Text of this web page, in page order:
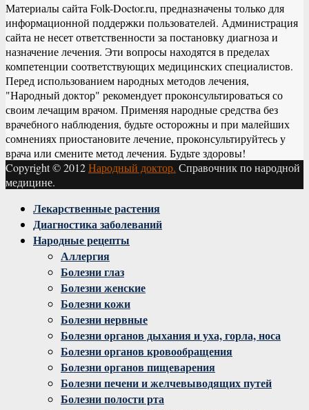
Материалы сайта Folk-Doctor.ru, предназначены только для
информационной поддержки пользователей. Администрация
сайта не несет ответственности за постановку диагноза и
назначение лечения. Эти вопросы находятся в пределах
компетенции соответствующих медицинских специалистов.
Перед использованием народных методов лечения,
"Народный доктор" рекомендует проконсультироваться со
своим лечащим врачом. Применяя народные средства без
врачебного наблюдения, будьте осторожны и при малейших
сомнениях приостановите лечение, проконсультируйтесь у
врача или смените метод лечения. Будьте здоровы!
Copyright © 2012Народный доктор. Справочник по народной
медицине.
Facebook
Twitter
Instagram
YoutubeЛекарственные растения
Диагностика заболеваний
Народные рецепты
Аллергия
Болезни глаз
Болезни женские
Болезни кожи
Болезни нервные
Болезни органов дыхания и уха, горла, носа
Болезни органов кровообращения
Болезни органов пищеварения
Болезни печени и желчевыводящих путей
Болезни полости рта